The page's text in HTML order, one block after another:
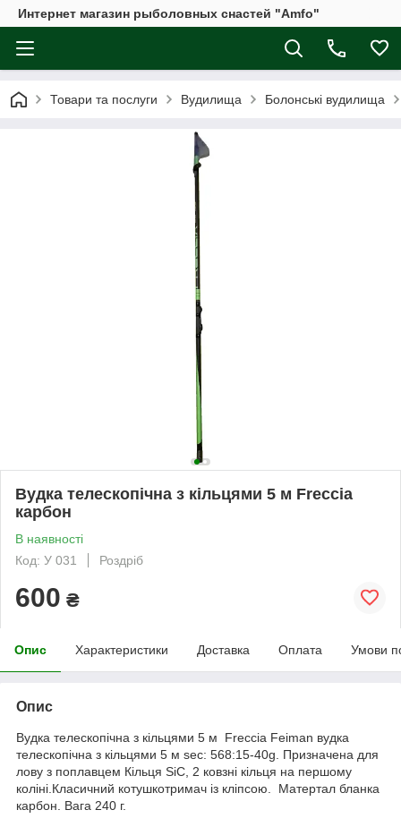
Интернет магазин рыболовных снастей "Amfo"
Товари та послуги Вудилища Болонські вудилища
Вудка телескопічна з кільцями 5 м Freccia
карбон
В наявності
Код: У 031
Роздріб
600 ₴
Опис Характеристики Доставка Оплата Умови
Опис
Вудка телескопічна з кільцями 5 м Freccia Feiman вудка
телескопічна з кільцями 5 м sec: 568:15-40g. Призначена для
лову з поплавцем Кільця SiC, 2 ковзні кільця на першому
коліні.Класичний котушкотримач із кліпсою. Матертал бланка
карбон. Вага 240 г.